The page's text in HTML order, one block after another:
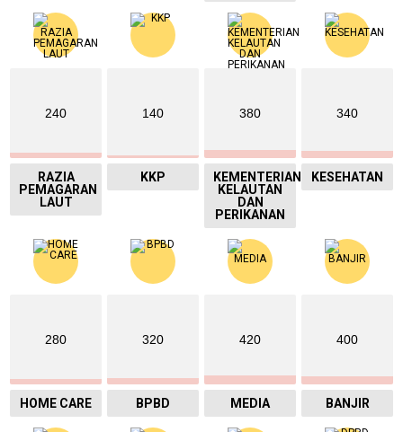
240
RAZIA
PEMAGARAN
LAUT
140
KKP
380
KEMENTERIAN
KELAUTAN
DAN
PERIKANAN
340
KESEHATAN
280
HOME CARE
320
BPBD
420
MEDIA
400
BANJIR